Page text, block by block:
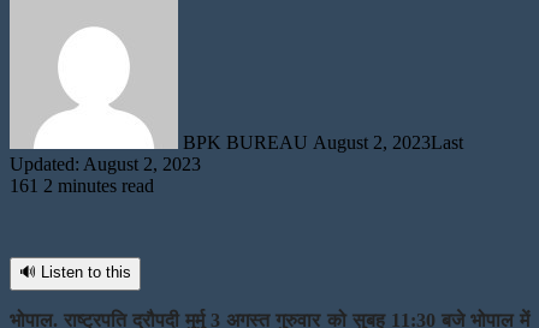
BPK BUREAU August 2, 2023Last
Updated: August 2, 2023
161 2 minutes read
🔊 Listen to this
भोपाल. राष्ट्रपति द्रौपदी मुर्मु 3 अगस्त गुरुवार को सुबह 11:30 बजे भोपाल में